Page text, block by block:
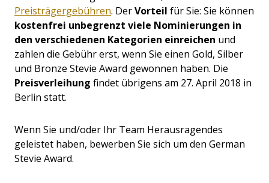
Preisträgergebühren. DerVorteil für Sie: Sie können
kostenfrei unbegrenzt viele Nominierungen in
den verschiedenen Kategorien einreichen und
zahlen die Gebühr erst, wenn Sie einen Gold, Silber
und Bronze Stevie Award gewonnen haben. Die
Preisverleihung findet übrigens am 27. April 2018 in
Berlin statt.
Wenn Sie und/oder Ihr Team Herausragendes
geleistet haben, bewerben Sie sich um den German
Stevie Award.